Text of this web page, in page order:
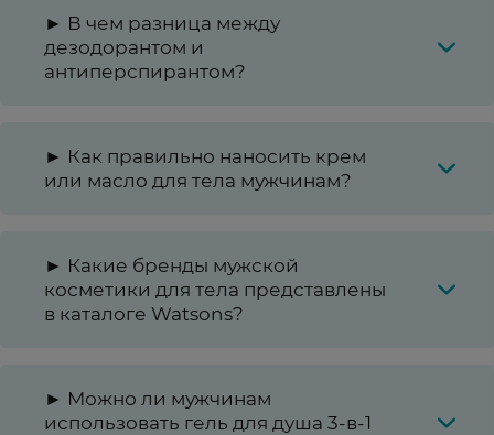
► В чем разница между
дезодорантом и
антиперспирантом?
► Как правильно наносить крем
или масло для тела мужчинам?
► Какие бренды мужской
косметики для тела представлены
в каталоге Watsons?
► Можно ли мужчинам
использовать гель для душа 3-в-1